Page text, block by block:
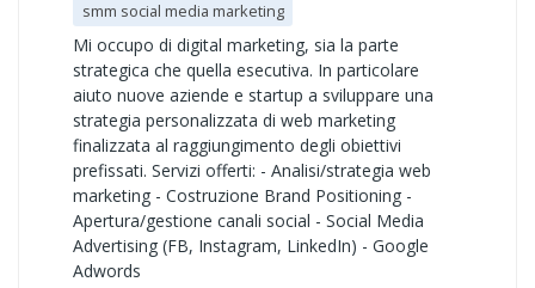
smm social media marketing
Mi occupo di digital marketing, sia la parte
strategica che quella esecutiva. In particolare
aiuto nuove aziende e startup a sviluppare una
strategia personalizzata di web marketing
finalizzata al raggiungimento degli obiettivi
prefissati. Servizi offerti: - Analisi/strategia web
marketing - Costruzione Brand Positioning -
Apertura/gestione canali social - Social Media
Advertising (FB, Instagram, LinkedIn) - Google
Adwords